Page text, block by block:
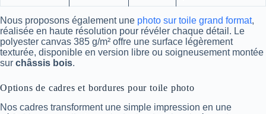
Nous proposons également une photo sur toile grand format,
réalisée en haute résolution pour révéler chaque détail. Le
polyester canvas 385 g/m² offre une surface légèrement
texturée, disponible en version libre ou soigneusement montée
sur châssis bois.
Options de cadres et bordures pour toile photo
Nos cadres transforment une simple impression en une